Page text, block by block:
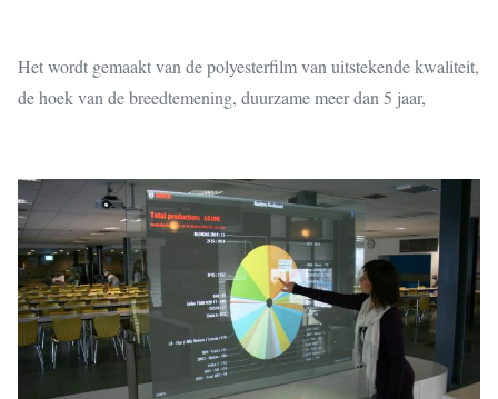
Het wordt gemaakt van de polyesterfilm van uitstekende kwaliteit,
de hoek van de breedtemening, duurzame meer dan 5 jaar,